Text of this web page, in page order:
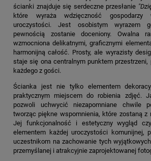
ścianki znajduje się serdeczne przesłanie
które wyraża wdzięczność gospodarzy
uroczystości. Jest osobistym wyrazem
pewnością zostanie doceniony. Owalna
wzmocniona delikatnymi, graficznymi
harmonijną całość. Prosty, ale wyrazisty
staje się ona centralnym punktem przestrzeni,
każdego z gości.
Ścianka jest nie tylko elementem
praktycznym miejscem do robienia zdjęć.
pozwoli uchwycić niezapomniane chwile
tworząc piękne wspomnienia, które zostaną z
Jej funkcjonalność i estetyczny wygląd
elementem każdej uroczystości komunijnej,
uczestnikom na zachowanie tych
przemyślanej i atrakcyjnie zaprojektowanej